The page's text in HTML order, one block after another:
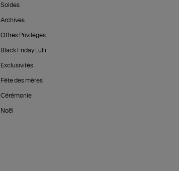
Soldes
Archives
Offres Privilèges
Black Friday Lulli
Exclusivités
Fête des mères
Cérémonie
Noël